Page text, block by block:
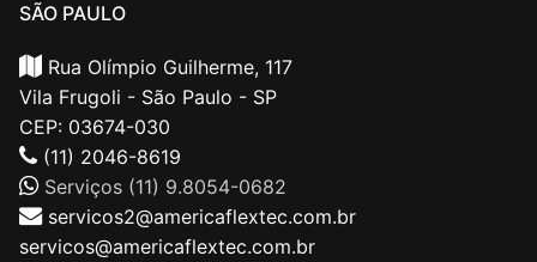
SÃO PAULO
Rua Olímpio Guilherme, 117
Vila Frugoli - São Paulo - SP
CEP: 03674-030
(11) 2046-8619
Serviços (11) 9.8054-0682
servicos2@americaflextec.com.br
servicos@americaflextec.com.br